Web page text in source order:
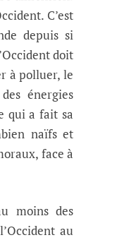
C’est
depuis si
doit
à polluer, le
énergies
qui a fait sa
naïfs et
face à
moins des
au